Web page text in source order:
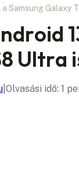
Samsung Galaxy
Ultra
Olvasási idő: 1